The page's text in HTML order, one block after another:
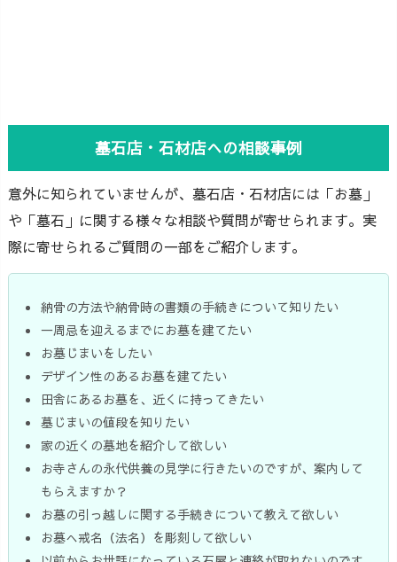
墓石店・石材店への相談事例
意外に知られていませんが、墓石店・石材店には「お墓」
や「墓石」に関する様々な相談や質問が寄せられます。実
際に寄せられるご質問の一部をご紹介します。
納骨の方法や納骨時の書類の手続きについて知りたい
一周忌を迎えるまでにお墓を建てたい
お墓じまいをしたい
デザイン性のあるお墓を建てたい
田舎にあるお墓を、近くに持ってきたい
墓じまいの値段を知りたい
家の近くの墓地を紹介して欲しい
お寺さんの永代供養の見学に行きたいのですが、案内して
もらえますか？
お墓の引っ越しに関する手続きについて教えて欲しい
お墓へ戒名（法名）を彫刻して欲しい